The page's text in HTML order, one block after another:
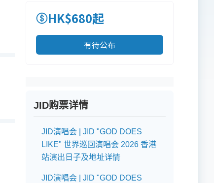
HK$680起
有待公布
JID购票详情
JID演唱会 | JID "GOD DOES
LIKE" 世界巡回演唱会 2026 香港
站演出日子及地址详情
JID演唱会 | JID "GOD DOES